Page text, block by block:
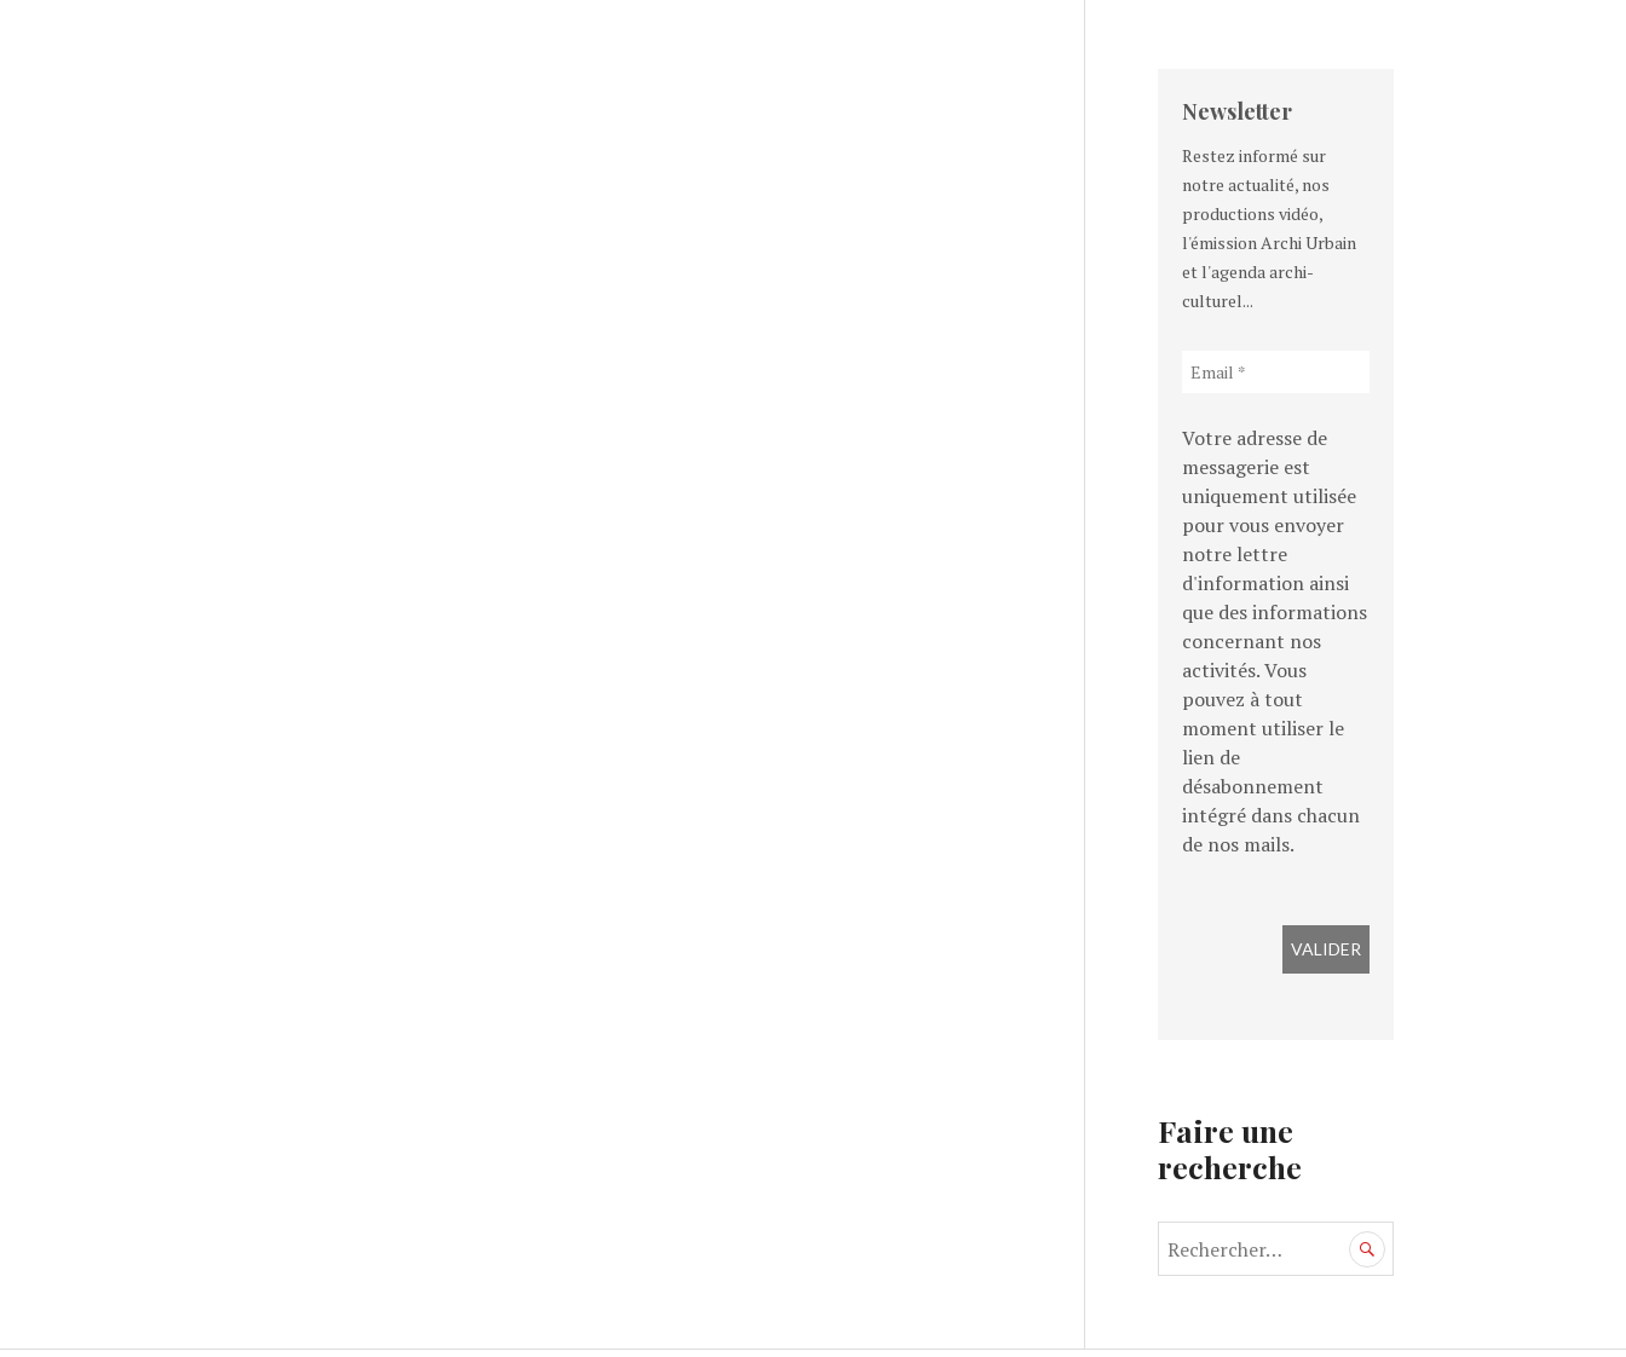
Newsletter
Restez informé sur
notre actualité, nos
productions vidéo,
l'émission Archi Urbain
et l'agenda archi-
culturel...
Votre adresse de
messagerie est
uniquement utilisée
pour vous envoyer
notre lettre
d'information ainsi
que des informations
concernant nos
activités. Vous
pouvez à tout
moment utiliser le
lien de
désabonnement
intégré dans chacun
de nos mails.
Faire une
recherche
e